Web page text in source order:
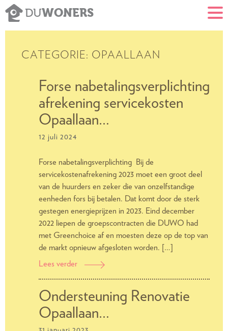
DUWONERS
CATEGORIE: OPAALLAAN
Forse nabetalingsverplichting
afrekening servicekosten
Opaallaan…
12 juli 2024
Forse nabetalingsverplichting Bij de
servicekostenafrekening 2023 moet een groot deel
van de huurders en zeker die van onzelfstandige
eenheden fors bij betalen. Dat komt door de sterk
gestegen energieprijzen in 2023. Eind december
2022 liepen de groepscontracten die DUWO had
met Greenchoice af en moesten deze op de top van
de markt opnieuw afgesloten worden. […]
Lees verder
Forse
servicekosten
Opaallaan
Ondersteuning Renovatie
Opaallaan…